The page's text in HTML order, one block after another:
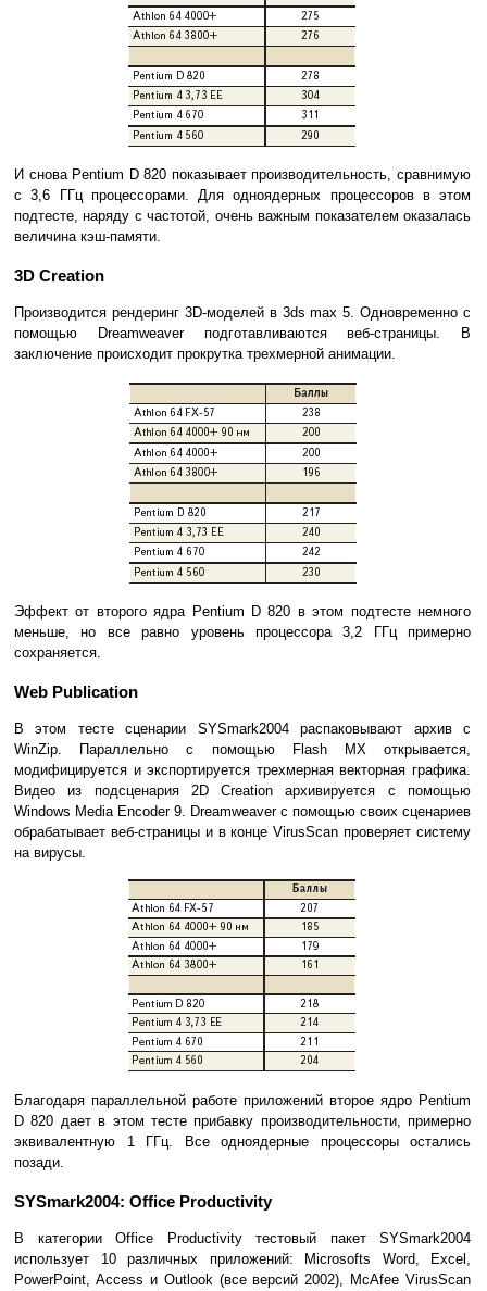
И снова Pentium D 820 показывает производительность, сравнимую
с 3,6 ГГц процессорами. Для одноядерных процессоров в этом
подтесте, наряду с частотой, очень важным показателем оказалась
величина кэш-памяти.
3D Creation
Производится рендеринг 3D-моделей в 3ds max 5. Одновременно с
помощью Dreamweaver подготавливаются веб-страницы. В
заключение происходит прокрутка трехмерной анимации.
Эффект от второго ядра Pentium D 820 в этом подтесте немного
меньше, но все равно уровень процессора 3,2 ГГц примерно
сохраняется.
Web Publication
В этом тесте сценарии SYSmark2004 распаковывают архив с
WinZip. Параллельно с помощью Flash MX открывается,
модифицируется и экспортируется трехмерная векторная графика.
Видео из подсценария 2D Creation архивируется с помощью
Windows Media Encoder 9. Dreamweaver с помощью своих сценариев
обрабатывает веб-страницы и в конце VirusScan проверяет систему
на вирусы.
Благодаря параллельной работе приложений второе ядро Pentium
D 820 дает в этом тесте прибавку производительности, примерно
эквивалентную 1 ГГц. Все одноядерные процессоры остались
позади.
SYSmark2004: Office Productivity
В категории Office Productivity тестовый пакет SYSmark2004
использует 10 различных приложений: Microsofts Word, Excel,
PowerPoint, Access и Outlook (все версий 2002), McAfee VirusScan